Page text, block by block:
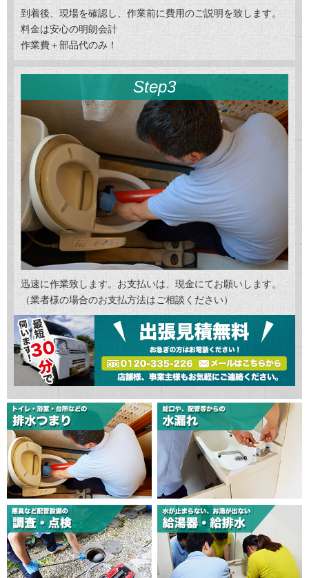
到着後、現場を確認し、作業前に費用のご説明を致します。
料金は安心の明朗会計
作業費＋部品代のみ！
Step3
迅速に作業致します。お支払いは、現金にてお願いします。
（業者様の場合のお支払方法はご相談ください）